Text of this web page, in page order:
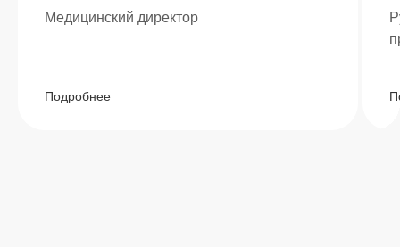
Медицинский директор
Подробнее